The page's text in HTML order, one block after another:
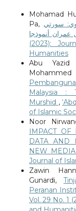
Mohamad
Pa, سورتي
(2023):
Humanities
Abu Yazid
Malaysia :
Murshid ,
of Islamic
Noor
IMPACT OF
DATA AND
NEW MEDIA
Journal of
Zawin
Gunardi,
Peranan
Vol. 29 No. 1